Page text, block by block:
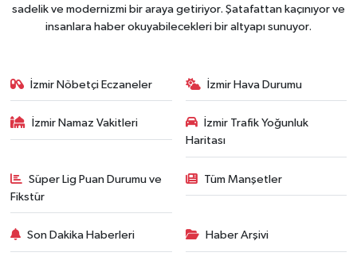
sadelik ve modernizmi bir araya getiriyor. Şatafattan kaçınıyor ve
insanlara haber okuyabilecekleri bir altyapı sunuyor.
İzmir Nöbetçi Eczaneler İzmir Hava Durumu
İzmir Namaz Vakitleri
İzmir Trafik Yoğunluk
Haritası
Süper Lig Puan Durumu ve
Fikstür
Tüm Manşetler
Son Dakika Haberleri Haber Arşivi